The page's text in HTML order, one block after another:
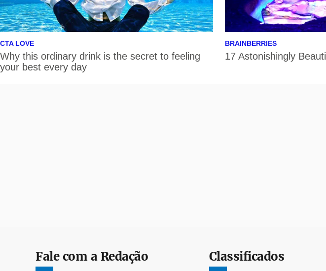
Fale com a Redação Classificados